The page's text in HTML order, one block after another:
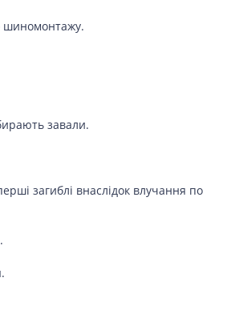
шиномонтажу.
завали.
загиблі внаслідок влучання по